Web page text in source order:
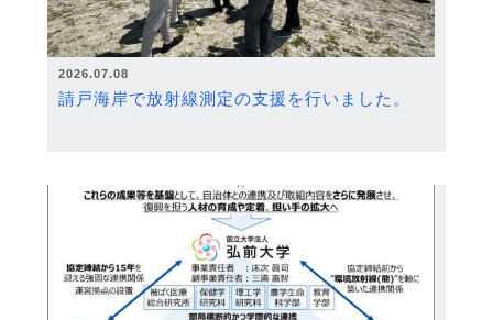
2026.07.08
請戸海岸で放射線測定の支援を行いました。